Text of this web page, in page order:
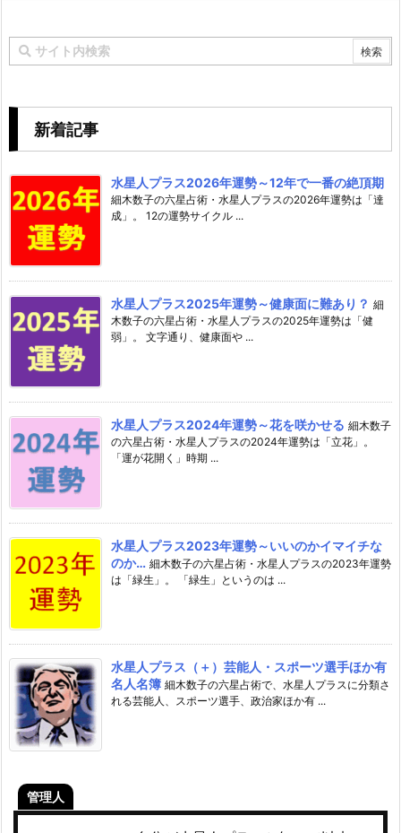
新着記事
水星人プラス2026年運勢～12年で一番の絶頂期
細木数子の六星占術・水星人プラスの2026年運勢は「達
成」。 12の運勢サイクル ...
水星人プラス2025年運勢～健康面に難あり？ 細
木数子の六星占術・水星人プラスの2025年運勢は「健
弱」。 文字通り、健康面や ...
水星人プラス2024年運勢～花を咲かせる 細木数子
の六星占術・水星人プラスの2024年運勢は「立花」。
「運が花開く」時期 ...
水星人プラス2023年運勢～いいのかイマイチな
のか… 細木数子の六星占術・水星人プラスの2023年運勢
は「緑生」。 「緑生」というのは ...
水星人プラス（＋）芸能人・スポーツ選手ほか有
名人名簿 細木数子の六星占術で、水星人プラスに分類さ
れる芸能人、スポーツ選手、政治家ほか有 ...
管理人